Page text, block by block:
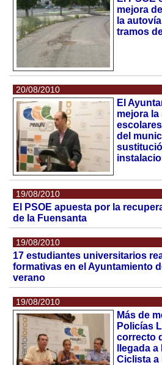
mejora
la
tramos
20/08/2010
El
mejora
del
19/08/2010
El PSOE apuesta por la
de la Fuensanta
19/08/2010
17 estudiantes universitarios
formativas en el Ayuntamiento
verano
19/08/2010
Más de
Policías
correcto
llegada
Ciclista a